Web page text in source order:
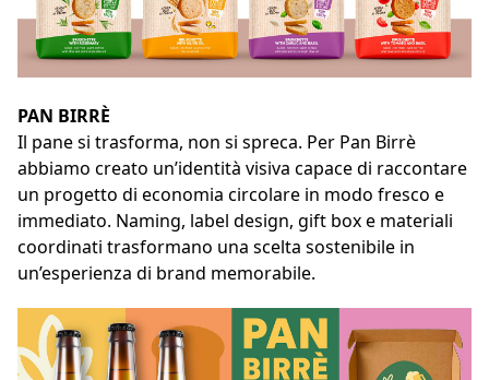
PAN BIRRÈ
Il pane si trasforma, non si spreca. Per Pan Birrè
abbiamo creato un’identità visiva capace di raccontare
un progetto di economia circolare in modo fresco e
immediato. Naming, label design, gift box e materiali
coordinati trasformano una scelta sostenibile in
un’esperienza di brand memorabile.